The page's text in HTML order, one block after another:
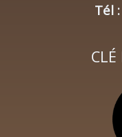
Tél